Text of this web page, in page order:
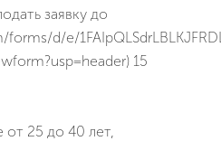
заявку до
d/e/
15
25 до 40 лет,